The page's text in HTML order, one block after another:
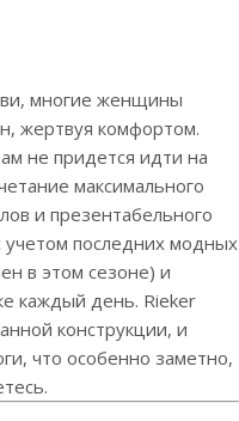
многие женщины
жертвуя комфортом.
не придется идти на
максимального
и презентабельного
учетом последних модных
в этом сезоне) и
каждый день. Rieker
конструкции, и
что особенно заметно,